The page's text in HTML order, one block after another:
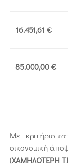
16.451,61 €
85.000,00€
Με κριτήριο
οικονομική
(ΧΑΜΗΛΟΤΕΡΗ